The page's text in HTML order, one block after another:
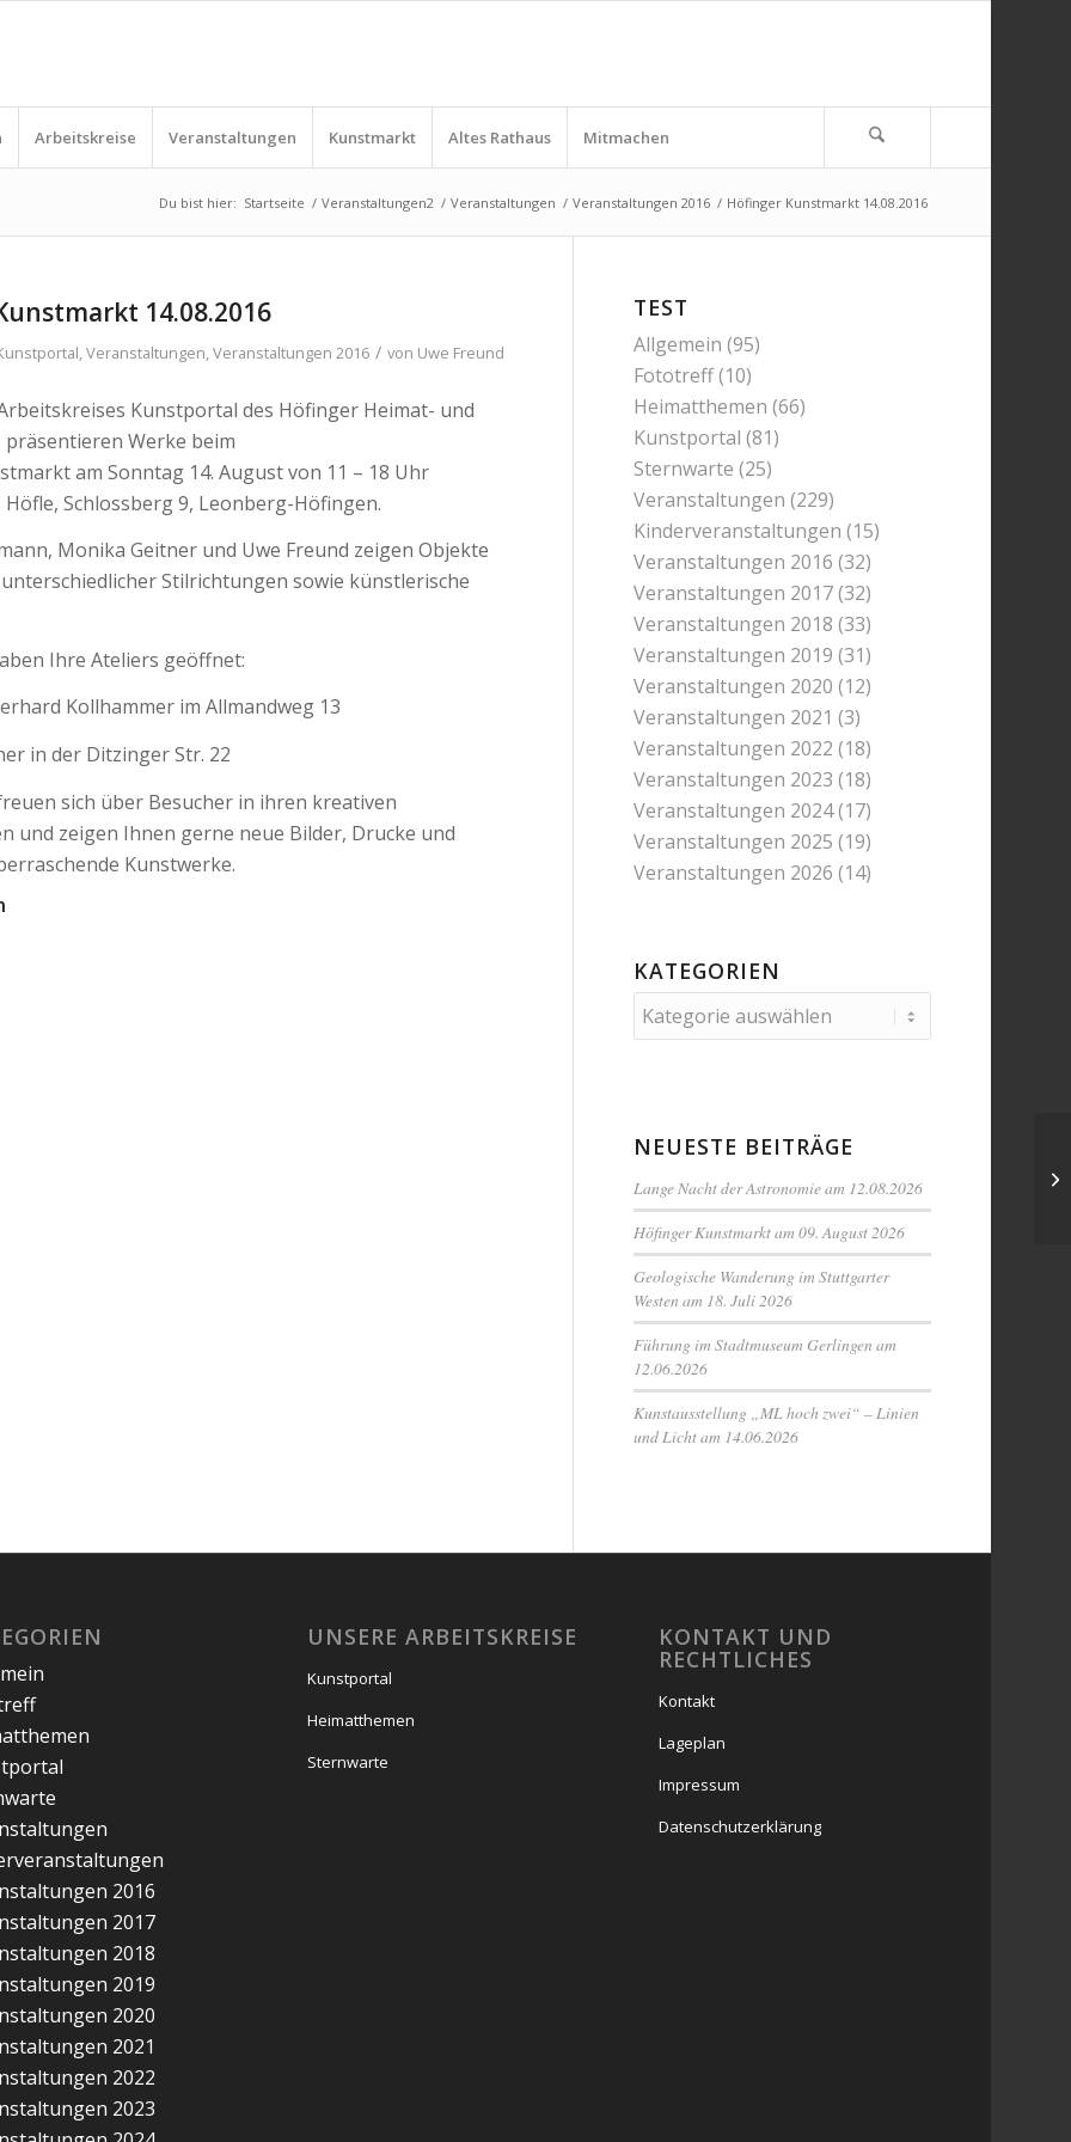
Arbeitskreise Veranstaltungen Kunstmarkt Altes Rathaus Mitmachen
Du bist hier: Startseite / Veranstaltungen2 / Veranstaltungen / Veranstaltungen 2016 / Höfinger Kunstmarkt 14.08.2016
14.08.2016
,Veranstaltungen,Veranstaltungen 2016 / von Uwe Freund
Kunstportal des Höfinger Heimat- und
Werke beim
am Sonntag 14. August von 11 – 18 Uhr
Schlossberg 9, Leonberg-Höfingen.
Monika Geitner und Uwe Freund zeigen Objekte
unterschiedlicher Stilrichtungen sowie künstlerische
Ihre Ateliers geöffnet:
Kollhammer im Allmandweg 13
in der Ditzinger Str. 22
sich über Besucher in ihren kreativen
und zeigen Ihnen gerne neue Bilder, Drucke und
Kunstwerke.
TEST
Allgemein (95)
Fototreff(10)
Heimatthemen (66)
Kunstportal (81)
Sternwarte (25)
Veranstaltungen (229)
Kinderveranstaltungen (15)
Veranstaltungen 2016 (32)
Veranstaltungen 2017(32)
Veranstaltungen 2018 (33)
Veranstaltungen 2019 (31)
Veranstaltungen 2020 (12)
Veranstaltungen 2021 (3)
Veranstaltungen 2022 (18)
Veranstaltungen 2023 (18)
Veranstaltungen 2024(17)
Veranstaltungen 2025 (19)
Veranstaltungen 2026 (14)
KATEGORIEN
Kategorien
NEUESTE BEITRÄGE
Lange Nacht der Astronomie am 12.08.2026
Höfinger Kunstmarkt am 09. August 2026
Geologische Wanderung im Stuttgarter
Westen am 18. Juli 2026
Führung im Stadtmuseum Gerlingen am
12.06.2026
Kunstausstellung „ML hoch zwei“ – Linien
und Licht am 14.06.2026
2016
2017
2018
2019
2020
2021
2022
2023
UNSERE ARBEITSKREISE
Kunstportal
Heimatthemen
Sternwarte
KONTAKT UND
RECHTLICHES
Kontakt
Lageplan
Impressum
Datenschutzerklärung